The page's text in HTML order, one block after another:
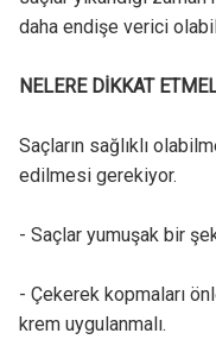
daha endişe verici
NELERE DİKKAT
Saçların sağlıklı
edilmesi gerekiyor.
- Saçlar yumuşak bir
- Çekerek kopmaları
krem uygulanmalı.